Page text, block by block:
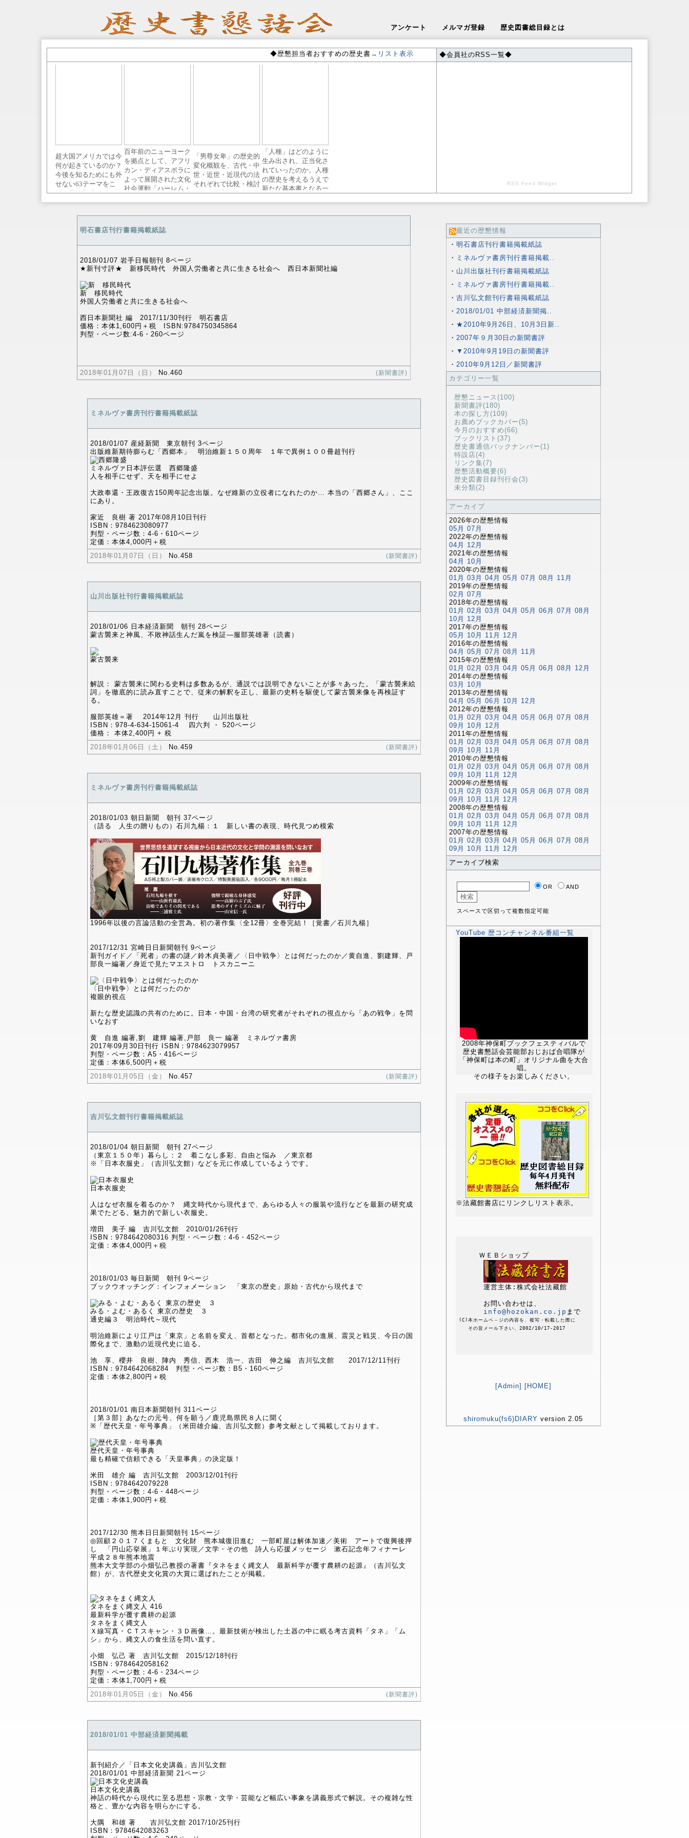
アンケート メルマガ登録 歴史図書総目録とは
◆歴懇担当者おすすめの歴史書 →リスト表示 ◆会員社のRSS一覧◆
RSS Feed Widget
明石書店刊行書籍掲載紙誌
2018/01/07 岩手日報朝刊 8ページ
★新刊寸評★ 新移民時代 外国人労働者と共に生きる社会へ 西日本新聞社編
新 移民時代
外国人労働者と共に生きる社会へ
西日本新聞社 編 2017/11/30刊行 明石書店
価格：本体1,600円＋税 ISBN:9784750345864
判型・ページ数:4-6・260ページ
2018年01月07日（日） No.460 (新聞書評)
ミネルヴァ書房刊行書籍掲載紙誌
2018/01/07 産経新聞 東京朝刊 3ページ
出版維新期待膨らむ「西郷本」 明治維新１５０周年 １年で異例１００冊超刊行
ミネルヴァ日本評伝選 西郷隆盛
人を相手にせず、天を相手にせよ
大政奉還・王政復古150周年記念出版。なぜ維新の立役者になれたのか… 本当の「西郷さん」、ここ
にあり。
家近 良樹 著 2017年08月10日刊行
ISBN：9784623080977
判型・ページ数：4-6・610ページ
定価：本体4,000円＋税
2018年01月07日（日）
No.458 (新聞書評)
山川出版社刊行書籍掲載紙誌
2018/01/06 日本経済新聞 朝刊 28ページ
蒙古襲来と神風、不敗神話生んだ嵐を検証―服部英雄著（読書）
蒙古襲来
解説： 蒙古襲来に関わる史料は多数あるが、通説では説明できないことが多々あった。「蒙古襲来絵
詞」を徹底的に読み直すことで、従来の解釈を正し、最新の史料を駆使して蒙古襲来像を再検証す
る。
服部英雄＝著 2014年12月 刊行 山川出版社
ISBN：978-4-634-15061-4 四六判 ・ 520ページ
価格： 本体2,400円 + 税
2018年01月06日（土）
No.459 (新聞書評)
ミネルヴァ書房刊行書籍掲載紙誌
2018/01/03 朝日新聞 朝刊 37ページ
（語る 人生の贈りもの）石川九楊：１ 新しい書の表現、時代見つめ模索
1996年以後の言論活動の全営為。初の著作集〈全12冊〉全巻完結！［覚書／石川九楊］
2017/12/31 宮崎日日新聞朝刊 9ページ
新刊ガイド／「死者」の書の謎／鈴木貞美著／〈日中戦争〉とは何だったのか／黄自進、劉建輝、戸
部良一編著／身近で見たマエストロ トスカニーニ
〈日中戦争〉とは何だったのか
複眼的視点
新たな歴史認識の共有のために。日本・中国・台湾の研究者がそれぞれの視点から「あの戦争」を問
いなおす
黄 自進 編著,劉 建輝 編著,戸部 良一 編著 ミネルヴァ書房
2017年09月30日刊行 ISBN：9784623079957
判型・ページ数：A5・416ページ
定価：本体6,500円＋税
2018年01月05日（金）
No.457 (新聞書評)
吉川弘文館刊行書籍掲載紙誌
2018/01/04 朝日新聞 朝刊 27ページ
（東京１５０年）暮らし：２ 着こなし多彩、自由と悩み ／東京都
※「日本衣服史」（吉川弘文館）などを元に作成しているようです。
日本衣服史
人はなぜ衣服を着るのか？ 縄文時代から現代まで、あらゆる人々の服装や流行などを最新の研究成
果でたどる。魅力的で新しい衣服史。
増田 美子 編 吉川弘文館 2010/01/26刊行
ISBN：9784642080316 判型・ページ数：4-6・452ページ
定価：本体4,000円＋税
2018/01/03 毎日新聞 朝刊 9ページ
ブックウオッチング：インフォメーション 「東京の歴史」原始・古代から現代まで
みる・よむ・あるく 東京の歴史 ３
通史編３ 明治時代～現代
明治維新により江戸は「東京」と名前を変え、首都となった。都市化の進展、震災と戦災、今日の国
際化まで、激動の近現代史に迫る。
池 享、櫻井 良樹、陣内 秀信、西木 浩一、吉田 伸之編 吉川弘文館 2017/12/11刊行
ISBN：9784642068284 判型・ページ数：B5・160ページ
定価：本体2,800円＋税
2018/01/01 南日本新聞朝刊 311ページ
［第３部］あなたの元号、何を願う／鹿児島県民８人に聞く
※「歴代天皇・年号事典」（米田雄介編、吉川弘文館）参考文献として掲載しております。
歴代天皇・年号事典
最も精確で信頼できる「天皇事典」の決定版！
米田 雄介 編 吉川弘文館 2003/12/01刊行
ISBN：9784642079228
判型・ページ数：4-6・448ページ
定価：本体1,900円＋税
2017/12/30 熊本日日新聞朝刊 15ページ
◎回顧２０１７くまもと 文化財 熊本城復旧進む 一部町屋は解体加速／美術 アートで復興後押
し 「円山応挙展」１年ぶり実現／文学・その他 詩人ら応援メッセージ 漱石記念年フィナーレ
平成２８年熊本地震
熊本大文学部の小畑弘己教授の著書『タネをまく縄文人 最新科学が覆す農耕の起源』（吉川弘文
館）が、古代歴史文化賞の大賞に選ばれたことが掲載。
タネをまく縄文人 416
最新科学が覆す農耕の起源
タネをまく縄文人
Ｘ線写真・ＣＴスキャン・３Ｄ画像…。最新技術が検出した土器の中に眠る考古資料「タネ」「ム
シ」から、縄文人の食生活を問い直す。
小畑 弘己 著 吉川弘文館 2015/12/18刊行
ISBN：9784642058162
判型・ページ数：4-6・234ページ
定価：本体1,700円＋税
2018年01月05日（金）
No.456 (新聞書評)
2018/01/01 中部経済新聞掲載
新刊紹介／「日本文化史講義」吉川弘文館
2018/01/01 中部経済新聞 21ページ
日本文化史講義
神話の時代から現代に至る思想・宗教・文学・芸能など幅広い事象を講義形式で解説。その複雑な性
格と、豊かな内容を明らかにする。
大隅 和雄 著 吉川弘文館 2017/10/25刊行
ISBN：9784642083263
最近の歴懇情報
・ 明石書店刊行書籍掲載紙誌
・ ミネルヴァ書房刊行書籍掲載..
・ 山川出版社刊行書籍掲載紙誌
・ ミネルヴァ書房刊行書籍掲載..
・ 吉川弘文館刊行書籍掲載紙誌
・ 2018/01/01 中部経済新聞掲..
・ ★2010年9月26日、10月3日新..
・ 2007年９月30日の新聞書評
・ ▼2010年9月19日の新聞書評
・ 2010年9月12日／新聞書評
カテゴリー一覧
歴懇ニュース(100)
新聞書評(180)
本の探し方(109)
お薦めブックカバー(5)
今月のおすすめ(66)
ブックリスト(37)
歴史書通信バックナンバー(1)
特設店(4)
リンク集(7)
歴懇活動概要(6)
歴史図書目録刊行会(3)
未分類(2)
アーカイブ
2026年の歴懇情報
05月 07月
2022年の歴懇情報
04月
12月
2021年の歴懇情報
04月
10月
2020年の歴懇情報
01月 03月 04月 05月 07月 08月
11月
2019年の歴懇情報
02月 07月
2018年の歴懇情報
01月 02月 03月 04月 05月 06月 07月 08月
10月
12月
2017年の歴懇情報
05月
10月 11月
12月
2016年の歴懇情報
04月 05月 07月 08月
11月
2015年の歴懇情報
01月 02月 03月 04月 05月 06月 08月
12月
2014年の歴懇情報
03月
10月
2013年の歴懇情報
04月 05月 06月 10月
12月
2012年の歴懇情報
01月 02月 03月 04月 05月 06月 07月 08月
09月
10月
12月
2011年の歴懇情報
01月 02月 03月 04月 05月 06月 07月 08月
09月
10月
11月
2010年の歴懇情報
01月 02月 03月 04月 05月 06月 07月 08月
09月
10月 11月
12月
2009年の歴懇情報
01月 02月 03月 04月 05月 06月 07月 08月
09月
10月 11月
12月
2008年の歴懇情報
01月 02月 03月 04月 05月 06月 07月 08月
09月
10月 11月
12月
2007年の歴懇情報
01月 02月 03月 04月 05月 06月 07月 08月
09月
10月 11月
12月
アーカイブ検索
OR AND
スペースで区切って複数指定可能
YouTube 歴コンチャンネル番組一覧
2008年神保町ブックフェスティバルで
歴史書懇話会芸能部おじおば合唱隊が
「神保町は本の町」オリジナル曲を大合
唱。
その様子をお楽しみください。
     ＷＥＢショップ
      運営主体:株式会社法藏館
      お問い合わせは、
info@hozokan.co.jp
(C)本ホームペ－ジの内容を、複写・転載した際に
    その旨メール下さい。2002/10/17-2017
[Admin] [HOME]
shiromuku(fs6)DIARY version 2.05